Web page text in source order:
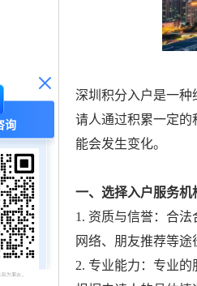
深圳积分入户是一种
请人通过积累一定的
能会发生变化。
一、选择入户服务机
1. 资质与信誉：合
网络、朋友推荐等途
2. 专业能力：专业
询